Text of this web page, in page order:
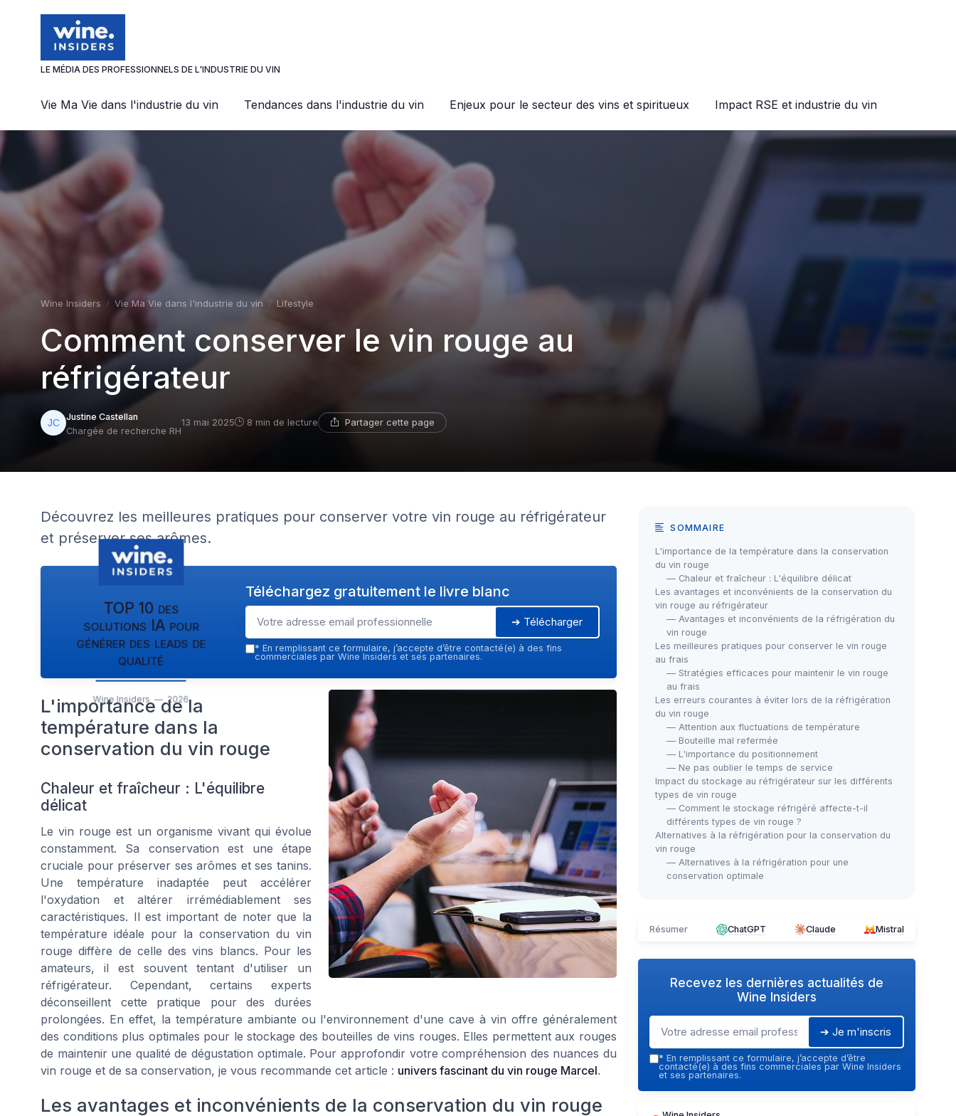
LE MÉDIA DES PROFESSIONNELS DE L'INDUSTRIE DU VIN
Vie Ma Vie dans l'industrie du vin Tendances dans l'industrie du vin Enjeux pour le secteur des vins et spiritueux Impact RSE et industrie du vin
Wine Insiders Vie Ma Vie dans l'industrie du vin Lifestyle
Comment conserver le vin rouge au
réfrigérateur
Justine Castellan
Chargée de recherche RH
13 mai 2025 8 min de lecture Partager cette page
Découvrez les meilleures pratiques pour conserver votre vin rouge au réfrigérateur
et préserver ses arômes.
TOP 10 des
solutions IA pour
générer des leads de
qualité
Wine Insiders — 2026
Téléchargez gratuitement le livre blanc
➔ Télécharger
* En remplissant ce formulaire, j’accepte d’être contacté(e) à des fins
commerciales par Wine Insiders et ses partenaires.
L'importance de la
température dans la
conservation du vin rouge
Chaleur et fraîcheur : L'équilibre
délicat
Le vin rouge est un organisme vivant qui évolue
constamment. Sa conservation est une étape
cruciale pour préserver ses arômes et ses tanins.
Une température inadaptée peut accélérer
l'oxydation et altérer irrémédiablement ses
caractéristiques. Il est important de noter que la
température idéale pour la conservation du vin
rouge diffère de celle des vins blancs. Pour les
amateurs, il est souvent tentant d'utiliser un
réfrigérateur. Cependant, certains experts
déconseillent cette pratique pour des durées
prolongées. En effet, la température ambiante ou l'environnement d'une cave à vin offre généralement
des conditions plus optimales pour le stockage des bouteilles de vins rouges. Elles permettent aux rouges
de maintenir une qualité de dégustation optimale. Pour approfondir votre compréhension des nuances du
vin rouge et de sa conservation, je vous recommande cet article : univers fascinant du vin rouge Marcel.
Les avantages et inconvénients de la conservation du vin rouge
SOMMAIRE
L'importance de la température dans la conservation
du vin rouge
— Chaleur et fraîcheur : L'équilibre délicat
Les avantages et inconvénients de la conservation du
vin rouge au réfrigérateur
— Avantages et inconvénients de la réfrigération du
vin rouge
Les meilleures pratiques pour conserver le vin rouge
au frais
— Stratégies efficaces pour maintenir le vin rouge
au frais
Les erreurs courantes à éviter lors de la réfrigération
du vin rouge
— Attention aux fluctuations de température
— Bouteille mal refermée
— L'importance du positionnement
— Ne pas oublier le temps de service
Impact du stockage au réfrigérateur sur les différents
types de vin rouge
— Comment le stockage réfrigéré affecte-t-il
différents types de vin rouge ?
Alternatives à la réfrigération pour la conservation du
vin rouge
— Alternatives à la réfrigération pour une
conservation optimale
Résumer ChatGPT Claude Mistral
Recevez les dernières actualités de
Wine Insiders
➔ Je m'inscris
* En remplissant ce formulaire, j’accepte d’être
contacté(e) à des fins commerciales par Wine Insiders
et ses partenaires.